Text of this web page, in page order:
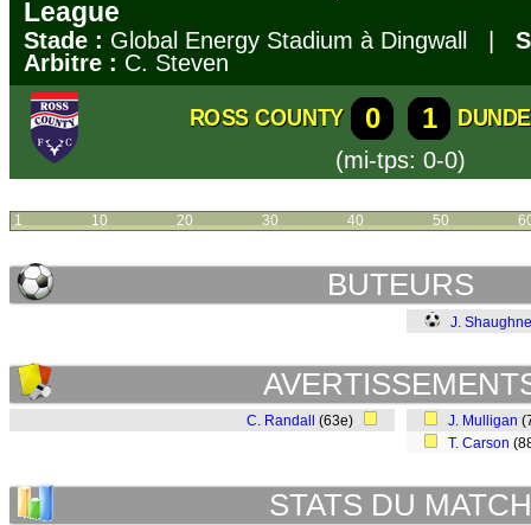
League
Stade : Global Energy Stadium à Dingwall |
Arbitre : C. Steven
ROSS COUNTY 0 1
(mi-tps: 0-0)
1 10 20 30 40 50
BUTEURS
J.
C. Randall (63e) J. Mulligan
T. Carson
STATS DU MATCH